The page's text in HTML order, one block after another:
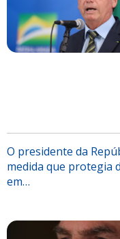
O presidente da
medida que protegia
em…